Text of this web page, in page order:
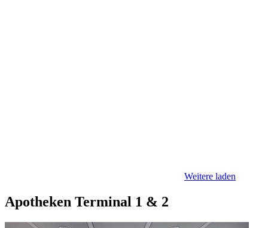
Weitere laden
Apotheken Terminal 1 & 2